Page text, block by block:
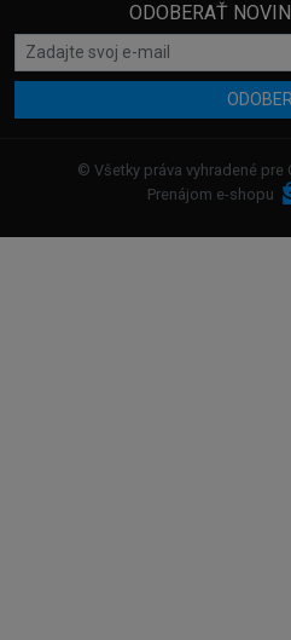
ODOBERAŤ
© Všetky práva vyhradené pre
Prenájom e-shopu